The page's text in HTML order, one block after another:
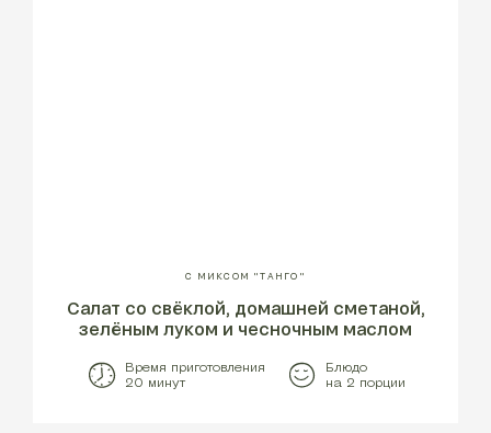
С МИКСОМ "ТАНГО"
Cалат со свёклой, домашней сметаной,
зелёным луком и чесночным маслом
Время приготовления
20 минут
Блюдо
на 2 порции